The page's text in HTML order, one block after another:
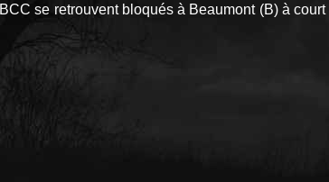
BCC se retrouvent bloqués à Beaumont (B) à